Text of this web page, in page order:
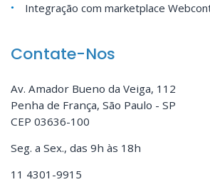
Integração com marketplace
Contate-Nos
Av. Amador Bueno da Veiga, 112
Penha de França, São Paulo - SP
CEP 03636-100
Seg. a Sex., das 9h às 18h
11 4301-9915